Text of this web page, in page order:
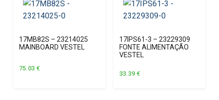
17MB82S – 23214025
MAINBOARD VESTEL
75.03 €
17IPS61-3 – 23229309
FONTE ALIMENTAÇÃO
VESTEL
33.39 €